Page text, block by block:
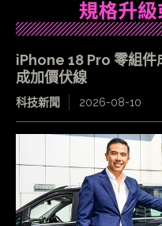
iPhone 18 Pro 零組件
成加價伏線
科技新聞 2026-08-10